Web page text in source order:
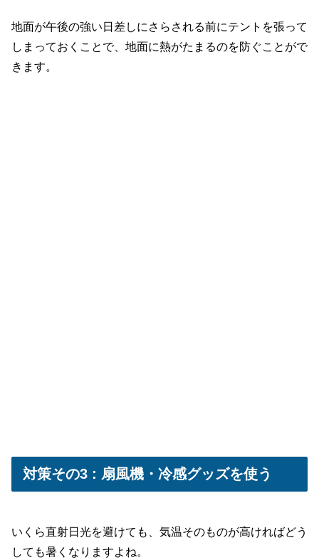
地面が午後の強い日差しにさらされる前にテントを張って
しまっておくことで、地面に熱がたまるのを防ぐことがで
きます。
対策その3 : 扇風機・冷感グッズを使う
いくら直射日光を避けても、気温そのものが高ければどう
しても暑くなりますよね。